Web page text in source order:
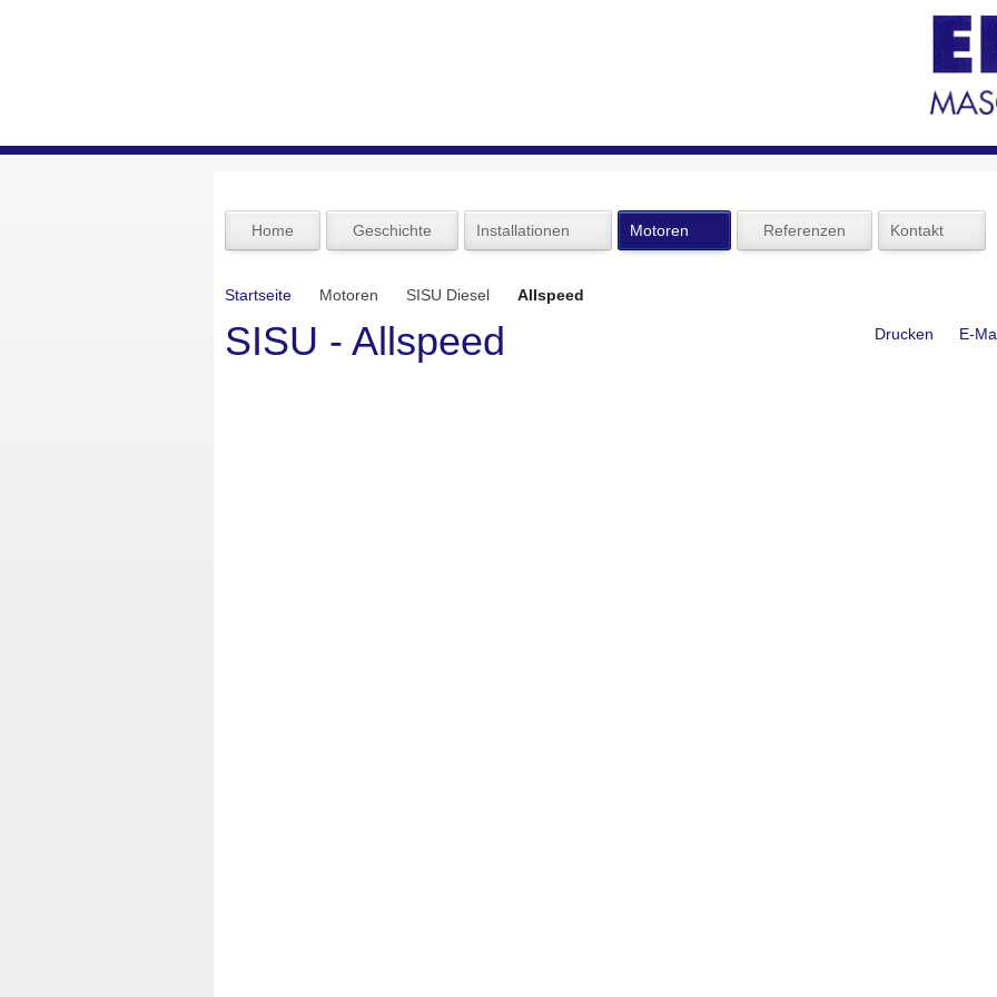
Home Geschichte Installationen Motoren Referenzen Kontakt
Startseite Motoren SISU Diesel Allspeed
E-
Drucken
SISU - Allspeed